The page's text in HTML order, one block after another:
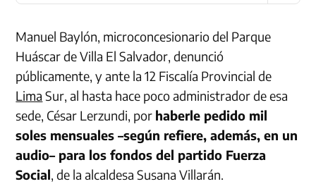
Manuel Baylón, microconcesionario del Parque
Huáscar de Villa El Salvador, denunció
públicamente, y ante la 12 Fiscalía Provincial de
Lima Sur, al hasta hace poco administrador de esa
sede, César Lerzundi, por haberle pedido mil
soles mensuales –según refiere, además, en un
audio– para los fondos del partido Fuerza
Social , de la alcaldesa Susana Villarán.